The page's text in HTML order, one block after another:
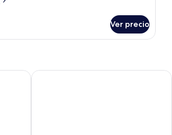
Ver precio
Hotel Amadeus Sevilla